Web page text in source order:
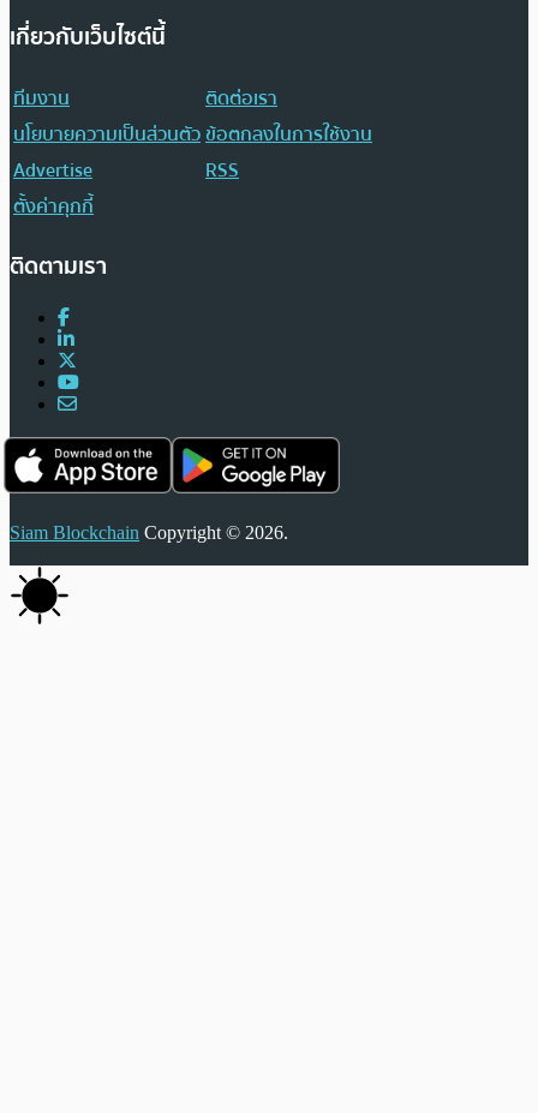
เกี่ยวกับเว็บไซต์นี้
ทีมงาน
ติดต่อเรา
นโยบายความเป็นส่วนตัวข้อตกลงในการใช้งาน
Advertise
RSS
ตั้งค่าคุกกี้
ติดตามเรา
Siam Blockchain Copyright © 2026.